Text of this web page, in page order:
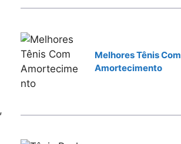
Melhores Tênis Com
Amortecimento